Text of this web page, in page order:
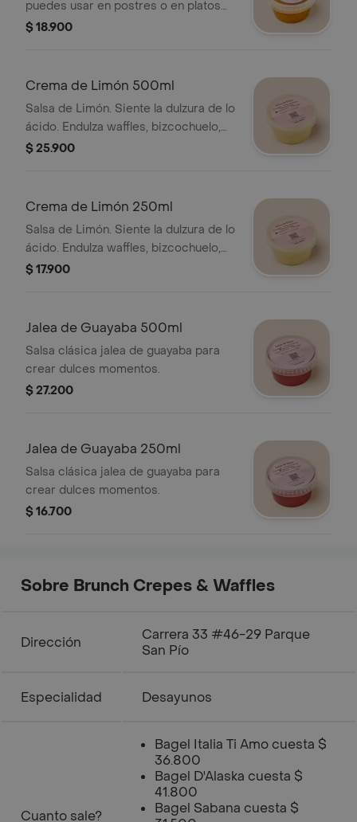
puedes usar en postres o en platos
agridulces.
$ 18.900
Crema de Limón 500ml
Salsa de Limón. Siente la dulzura de lo
ácido. Endulza waffles, bizcochuelo,
helado, galletas o merengues.
$ 25.900
Crema de Limón 250ml
Salsa de Limón. Siente la dulzura de lo
ácido. Endulza waffles, bizcochuelo,
helado, galletas o merengues.
$ 17.900
Jalea de Guayaba 500ml
Salsa clásica jalea de guayaba para
crear dulces momentos.
$ 27.200
Jalea de Guayaba 250ml
Salsa clásica jalea de guayaba para
crear dulces momentos.
$ 16.700
Sobre Brunch Crepes & Waffles
Dirección
Carrera 33 #46-29 Parque
San Pío
Especialidad Desayunos
Cuanto sale?
Bagel Italia Ti Amo cuesta $
36.800
Bagel D'Alaska cuesta $
41.800
Bagel Sabana cuesta $